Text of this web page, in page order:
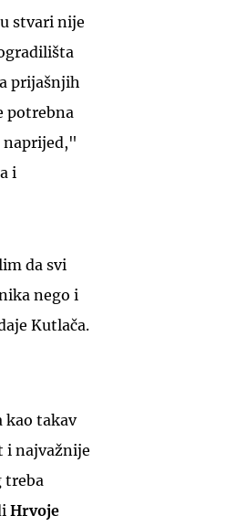
stvari nije
prijašnjih
potrebna
naprijed,"
i
da svi
nego i
Kutlača.
kao takav
i najvažnije
treba
Hrvoje